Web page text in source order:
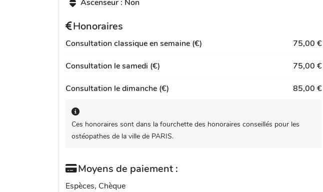
Ascenseur : Non
Honoraires
Consultation classique en semaine (€) 75,00 €
Consultation le samedi (€) 75,00 €
Consultation le dimanche (€) 85,00 €
Ces honoraires sont dans la fourchette des honoraires conseillés pour les
ostéopathes de la ville de PARIS.
Moyens de paiement :
Espèces, Chèque